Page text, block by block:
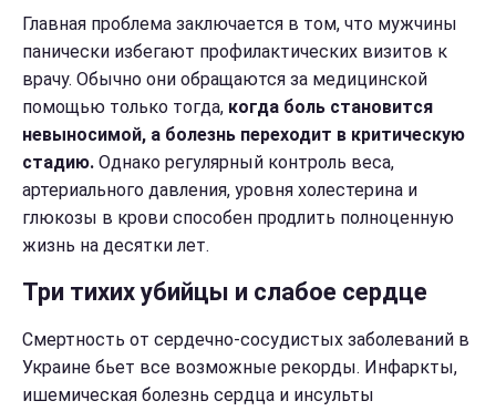
Главная проблема заключается в том, что мужчины
панически избегают профилактических визитов к
врачу. Обычно они обращаются за медицинской
помощью только тогда, когда боль становится
невыносимой, а болезнь переходит в критическую
стадию. Однако регулярный контроль веса,
артериального давления, уровня холестерина и
глюкозы в крови способен продлить полноценную
жизнь на десятки лет.
Три тихих убийцы и слабое сердце
Смертность от сердечно-сосудистых заболеваний в
Украине бьет все возможные рекорды. Инфаркты,
ишемическая болезнь сердца и инсульты